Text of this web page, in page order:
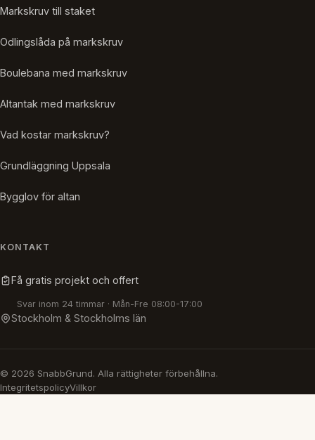
Markskruv till staket
Odlingslåda på markskruv
Boulebana med markskruv
Altantak med markskruv
Vad kostar markskruv?
Grundläggning Uppsala
Bygglov för altan
KONTAKT
Få gratis projekt och offert
Svar inom 24 timmar · Mån-Fre 08:00-17:00
Stockholm & Stockholms län
© 2026 SnabbGrund. Alla rättigheter förbehållna.
IntegritetspolicyVillkor